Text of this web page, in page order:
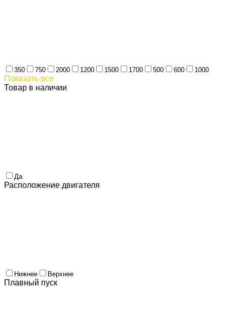
350 750 2000 1200 1500 1700 500 600 1000
Показать все
Товар в наличии
Да
Расположение двигателя
Нижнее Верхнее
Плавный пуск